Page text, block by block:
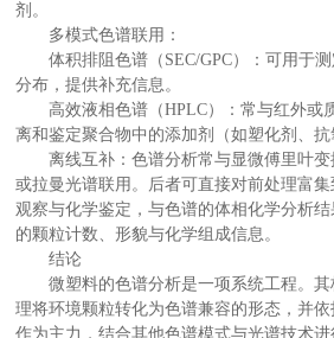
剂。
多模式色谱联用：
体积排阻色谱（SEC/GPC）：可用于测
分布，提供补充信息。
高效液相色谱（HPLC）：常与红外或
离和鉴定聚合物中的添加剂（如塑化剂、抗
离线互补：色谱分析常与显微傅里叶变
或拉曼光谱联用。后者可直接对前处理富
观察与化学鉴定，与色谱的体相化学分析
的颗粒计数、形貌与化学组成信息。
结论
微塑料的色谱分析是一项系统工程。其
理将环境颗粒转化为色谱兼容的形态，并依
作为主力，结合其他色谱模式与光谱技术